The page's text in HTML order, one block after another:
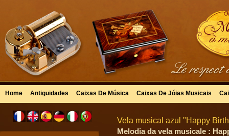
Home Antiguidades Caixas De Música Caixas De Jóias Musicais
Vela musical azul "Happy
Melodia da vela musicale :